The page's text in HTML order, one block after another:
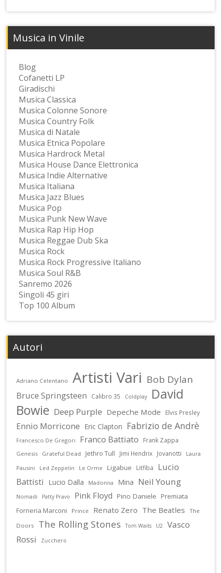
Musica in Vinile
Blog
Cofanetti LP
Giradischi
Musica Classica
Musica Colonne Sonore
Musica Country Folk
Musica di Natale
Musica Etnica Popolare
Musica Hardrock Metal
Musica House Dance Elettronica
Musica Indie Alternative
Musica Italiana
Musica Jazz Blues
Musica Pop
Musica Punk New Wave
Musica Rap Hip Hop
Musica Reggae Dub Ska
Musica Rock
Musica Rock Progressive Italiano
Musica Soul R&B
Sanremo 2026
Singoli 45 giri
Top 100 Album
Autori
Adriano Celentano Artisti Vari Bob Dylan
Bruce Springsteen Calibro 35 Coldplay
David
Bowie Deep Purple Depeche Mode Elvis Presley
Ennio Morricone Eric Clapton Fabrizio de Andrè
Francesco De Gregori Franco Battiato Frank Zappa
Genesis Grateful Dead Jethro Tull Jimi Hendrix Jovanotti
Laura
Pausini
Led Zeppelin Le Orme Ligabue Litfiba
Lucio
Battisti
Lucio Dalla Madonna Mina Neil Young
Nomadi Patty Pravo Pink Floyd Pino Daniele
Premiata
Forneria Marconi
Prince Renato Zero The Beatles
The
Doors
The Rolling Stones Tom Waits U2
Vasco
Rossi
Zucchero